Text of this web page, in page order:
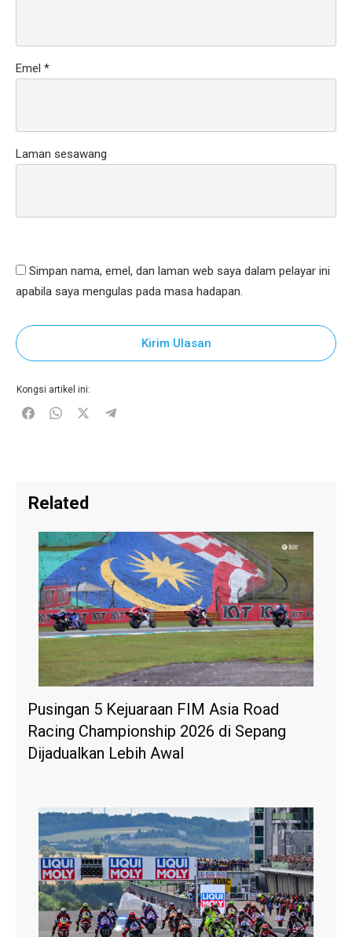
Emel *
Laman sesawang
Simpan nama, emel, dan laman web saya dalam pelayar ini
apabila saya mengulas pada masa hadapan.
Kirim Ulasan
Kongsi artikel ini:
Related
Pusingan 5 Kejuaraan FIM Asia Road
Racing Championship 2026 di Sepang
Dijadualkan Lebih Awal